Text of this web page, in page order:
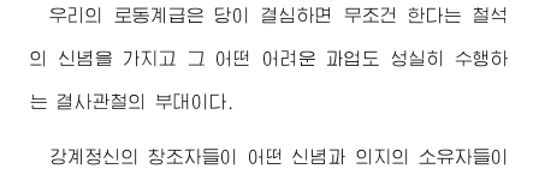
우리의 로동계급은 당이 결심하면 무조건 한다는 철석
의 신념을 가지고 그 어떤 어려운 과업도 성실히 수행하
는 결사관철의 부대이다.
강계정신의 창조자들이 어떤 신념과 의지의 소유자들이